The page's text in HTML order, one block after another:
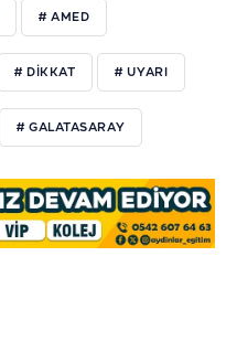
# AMED
# DIKKAT # UYARI
# GALATASARAY